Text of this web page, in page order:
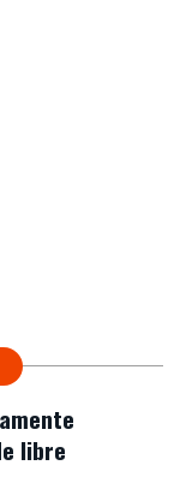
libre